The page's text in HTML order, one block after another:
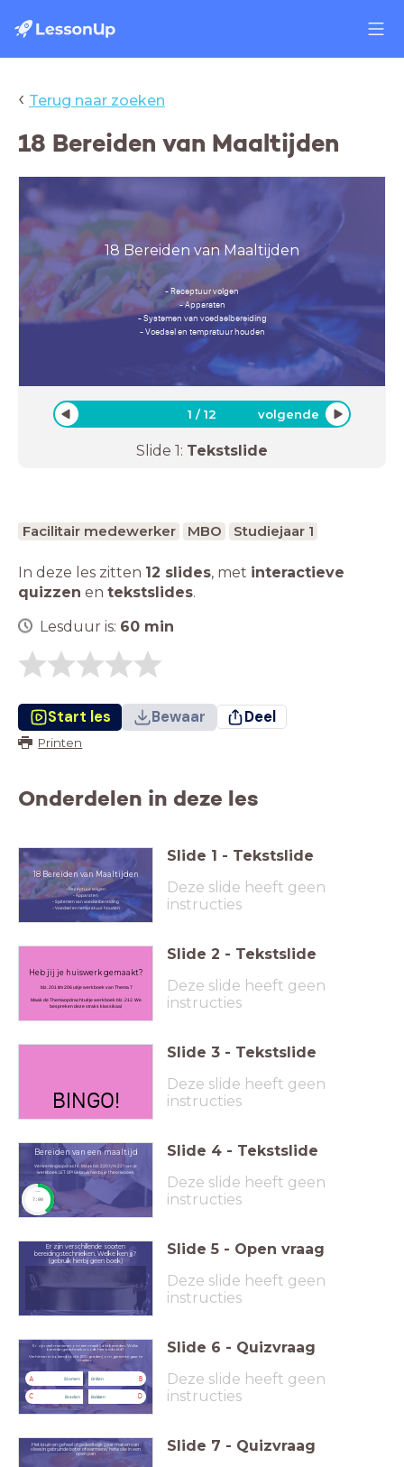
‹ Terug naar zoeken
18 Bereiden van Maaltijden
18 Bereiden van Maaltijden
- Receptuur volgen
- Apparaten
- Systemen van voedselbereiding
- Voedsel en tempratuur houden
1 /12 volgende
Slide 1: Tekstslide
Facilitair medewerker MBO Studiejaar 1
In deze les zitten 12 slides, met interactieve
quizzen en tekstslides.
Lesduur is: 60 min
Start les Bewaar Deel
Printen
Onderdelen in deze les
18 Bereiden van Maaltijden
- Receptuur volgen
- Apparaten
- Systemen van voedselbereiding
- Voedsel en tempratuur houden
Slide 1 - Tekstslide
Deze slide heeft geen
instructies
Heb jij je huiswerk gemaakt?
blz. 201 t/m 206 uit je werkboek van Thema 7
Maak de Themaopdracht uit je werkboek blz. 212. We
bespreken deze straks klassikaal
Slide 2 - Tekstslide
Deze slide heeft geen
instructies
BINGO!
Slide 3 - Tekstslide
Deze slide heeft geen
instructies
Bereiden van een maaltijd
Verwerkingsopdracht. Maak blz. 220 t/m 221 van je
werkboek. LET OP! Gebruik hierbij je theorieboek.
7:00
Slide 4 - Tekstslide
Deze slide heeft geen
instructies
Er zijn verschillende soorten
bereidingstechnieken. Welke ken jij?
(gebruik hierbij geen boek)
Slide 5 - Open vraag
Deze slide heeft geen
instructies
Er zijn veel manieren om een maaltijd te bereiden. Welke
bereidingstechniek wordt hier bedoeld?
Verhitten in kokend vocht (100 graden) om gerechte gaar te
maken.
A Stomen B
Grillen
C Braden D
Bakken
Slide 6 - Quizvraag
Deze slide heeft geen
instructies
Het bruin en geheel of gedeeltelijk gaar maken van
vlees in gebruinde boter of warmere/ hete olie in een
open pan
Slide 7 - Quizvraag